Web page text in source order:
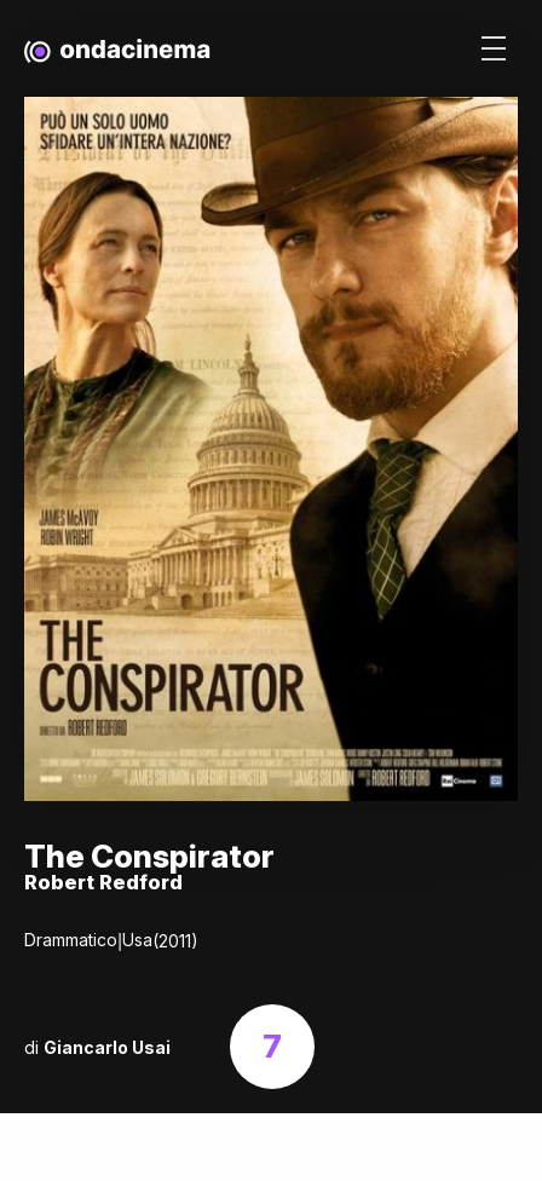
The Conspirator
Robert Redford
Drammatico|Usa(2011)
di Giancarlo Usai 7